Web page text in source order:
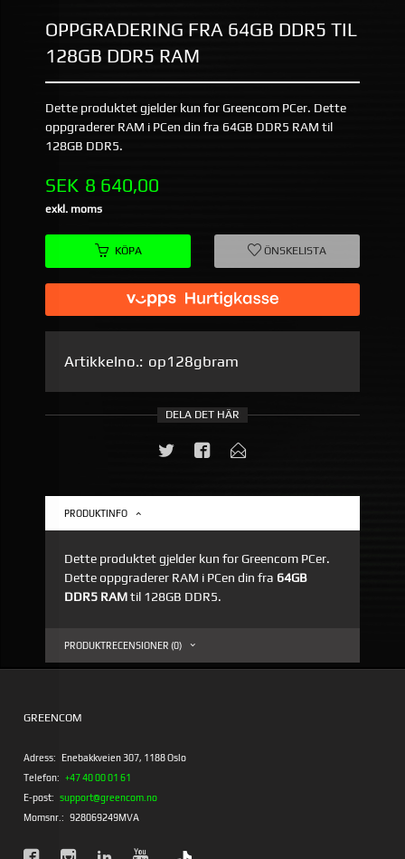
OPPGRADERING FRA 64GB DDR5 TIL
128GB DDR5 RAM
Dette produktet gjelder kun for Greencom PCer. Dette
oppgraderer RAM i PCen din fra 64GB DDR5 RAM til
128GB DDR5.
Pris
SEK 8 640,00
exkl. moms
KÖPA ÖNSKELISTA
Artikkelno.: op128gbram
DELA DET HÄR
PRODUKTINFO
Dette produktet gjelder kun for Greencom PCer.
Dette oppgraderer RAM i PCen din fra 64GB
DDR5 RAMtil 128GB DDR5.
PRODUKTRECENSIONER (0)
GREENCOM
Adress:
Enebakkveien 307, 1188 Oslo
Telefon: +47 40 00 01 61
E-post: support@greencom.no
Momsnr.: 928069249MVA